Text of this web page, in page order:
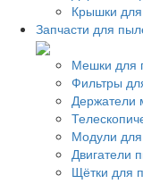
Крышки
Запчасти для
Мешки для
Фильтры
Держатели
Модули
Двигатели
Щётки для